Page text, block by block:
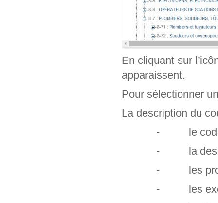
En cliquant sur
apparaissent.
Pour sélectionner
La description du
- le code
- la
- les
- les